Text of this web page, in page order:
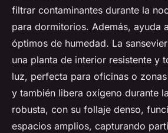
filtrar contaminantes durante la
para dormitorios. Además, ayuda
óptimos de humedad. La
una planta de interior resistente y
luz, perfecta para oficinas o
y también libera oxígeno durante
robusta, con su follaje denso,
espacios amplios, capturando